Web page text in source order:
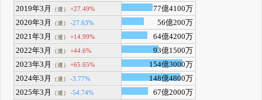
2019年3月
（連） +27.49%
77億4100万
2020年3月
（連） -27.63%
56億200万
2021年3月
（連） +14.99%
64億4200万
2022年3月
（連） +44.6%
93億1500万
2023年3月
（連） +65.65%
154億3000万
2024年3月
（連） -3.77%
148億4800万
2025年3月
（連） -54.74% 67億2000万